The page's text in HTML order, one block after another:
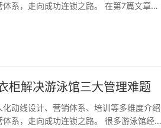
系，走向成功连锁之路。 在第7篇文章中
柜解决游泳馆三大管理难题
动线设计、营销体系、培训等多维度介绍
系，走向成功连锁之路。 很多游泳馆经营